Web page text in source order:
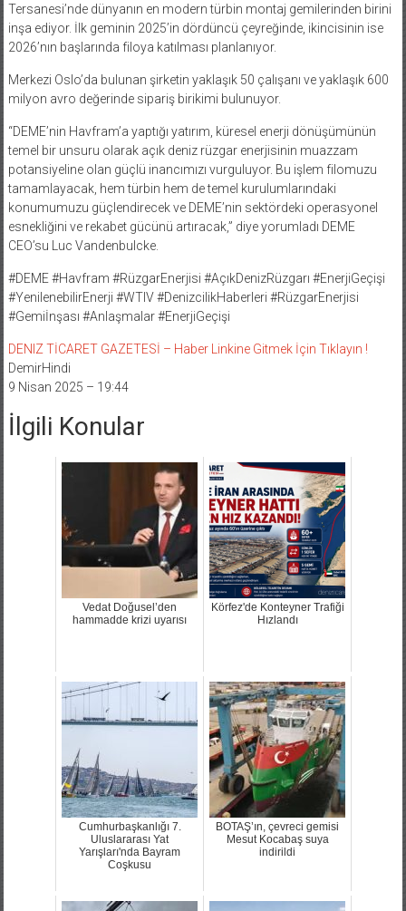
Tersanesi’nde dünyanın en modern türbin montaj gemilerinden birini
inşa ediyor. İlk geminin 2025’in dördüncü çeyreğinde, ikincisinin ise
2026’nın başlarında filoya katılması planlanıyor.
Merkezi Oslo’da bulunan şirketin yaklaşık 50 çalışanı ve yaklaşık 600
milyon avro değerinde sipariş birikimi bulunuyor.
“DEME’nin Havfram’a yaptığı yatırım, küresel enerji dönüşümünün
temel bir unsuru olarak açık deniz rüzgar enerjisinin muazzam
potansiyeline olan güçlü inancımızı vurguluyor. Bu işlem filomuzu
tamamlayacak, hem türbin hem de temel kurulumlarındaki
konumumuzu güçlendirecek ve DEME’nin sektördeki operasyonel
esnekliğini ve rekabet gücünü artıracak,” diye yorumladı DEME
CEO’su Luc Vandenbulcke.
#DEME #Havfram #RüzgarEnerjisi #AçıkDenizRüzgarı #EnerjiGeçişi
#YenilenebilirEnerji #WTIV #DenizcilikHaberleri #RüzgarEnerjisi
#Gemiİnşası #Anlaşmalar #EnerjiGeçişi
DENIZ TİCARET GAZETESİ – Haber Linkine Gitmek İçin Tıklayın !
DemirHindi
9 Nisan 2025 – 19:44
İlgili Konular
Vedat Doğusel’den
hammadde krizi uyarısı
Körfez'de Konteyner Trafiği
Hızlandı
Cumhurbaşkanlığı 7.
Uluslararası Yat
Yarışları'nda Bayram
Coşkusu
BOTAŞ’ın, çevreci gemisi
Mesut Kocabaş suya
indirildi